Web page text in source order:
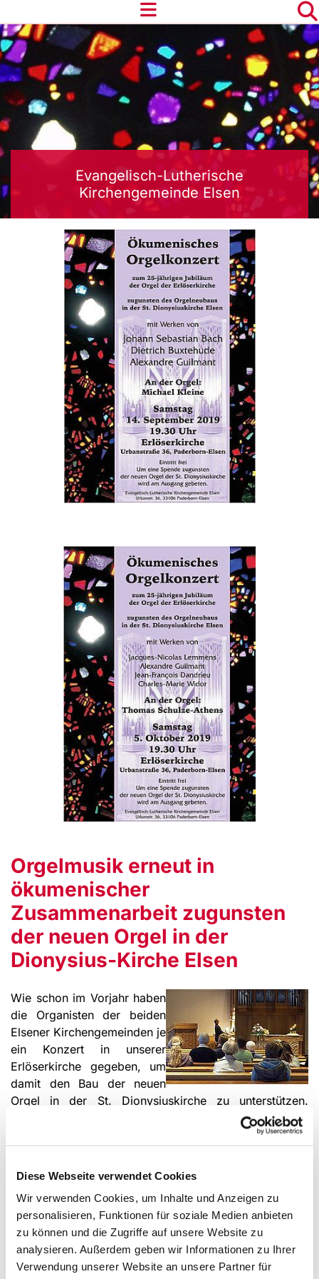
Diese Webseite verwendet Cookies
Wir verwenden Cookies, um Inhalte und Anzeigen zu
personalisieren, Funktionen für soziale Medien anbieten
zu können und die Zugriffe auf unsere Website zu
analysieren. Außerdem geben wir Informationen zu Ihrer
Verwendung unserer Website an unsere Partner für
Evangelisch-Lutherische
Kirchengemeinde Elsen
Orgelmusik erneut in
ökumenischer
Zusammenarbeit zugunsten
der neuen Orgel in der
Dionysius-Kirche Elsen
Wie schon im Vorjahr haben
die Organisten der beiden
Elsener Kirchengemeinden je
ein Konzert in unserer
Erlöserkirche gegeben, um
damit den Bau der neuen
Orgel in der St. Dionysiuskirche zu unterstützen.
Vielfältig wie die Möglichkeiten einer Orgel war das
Programm der beiden Konzerte mit völlig
September, einem hellen Spätsom­merabend.
Überwiegend heiter und sommerlich leicht mutete das
Programm an, das Musik aus fünf Jahrhunderten
erklingen ließ. Den Auftakt bildete Mozart. Dessen
Sonate C-Dur ist keine ausgesprochene Orgelliteratur,